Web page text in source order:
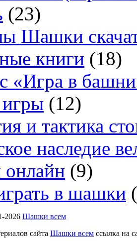
(23)
Шашки
книги (18)
«Игра в
(12)
и тактика
наследие
(9)
в шашки
2026 Шашки всем
сайта Шашки всем ссылка на